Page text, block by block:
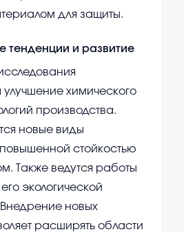
для защиты.
тенденции и развитие
химического
производства.
новые виды
стойкостью
Также ведутся работы
экологической
новых
расширять области